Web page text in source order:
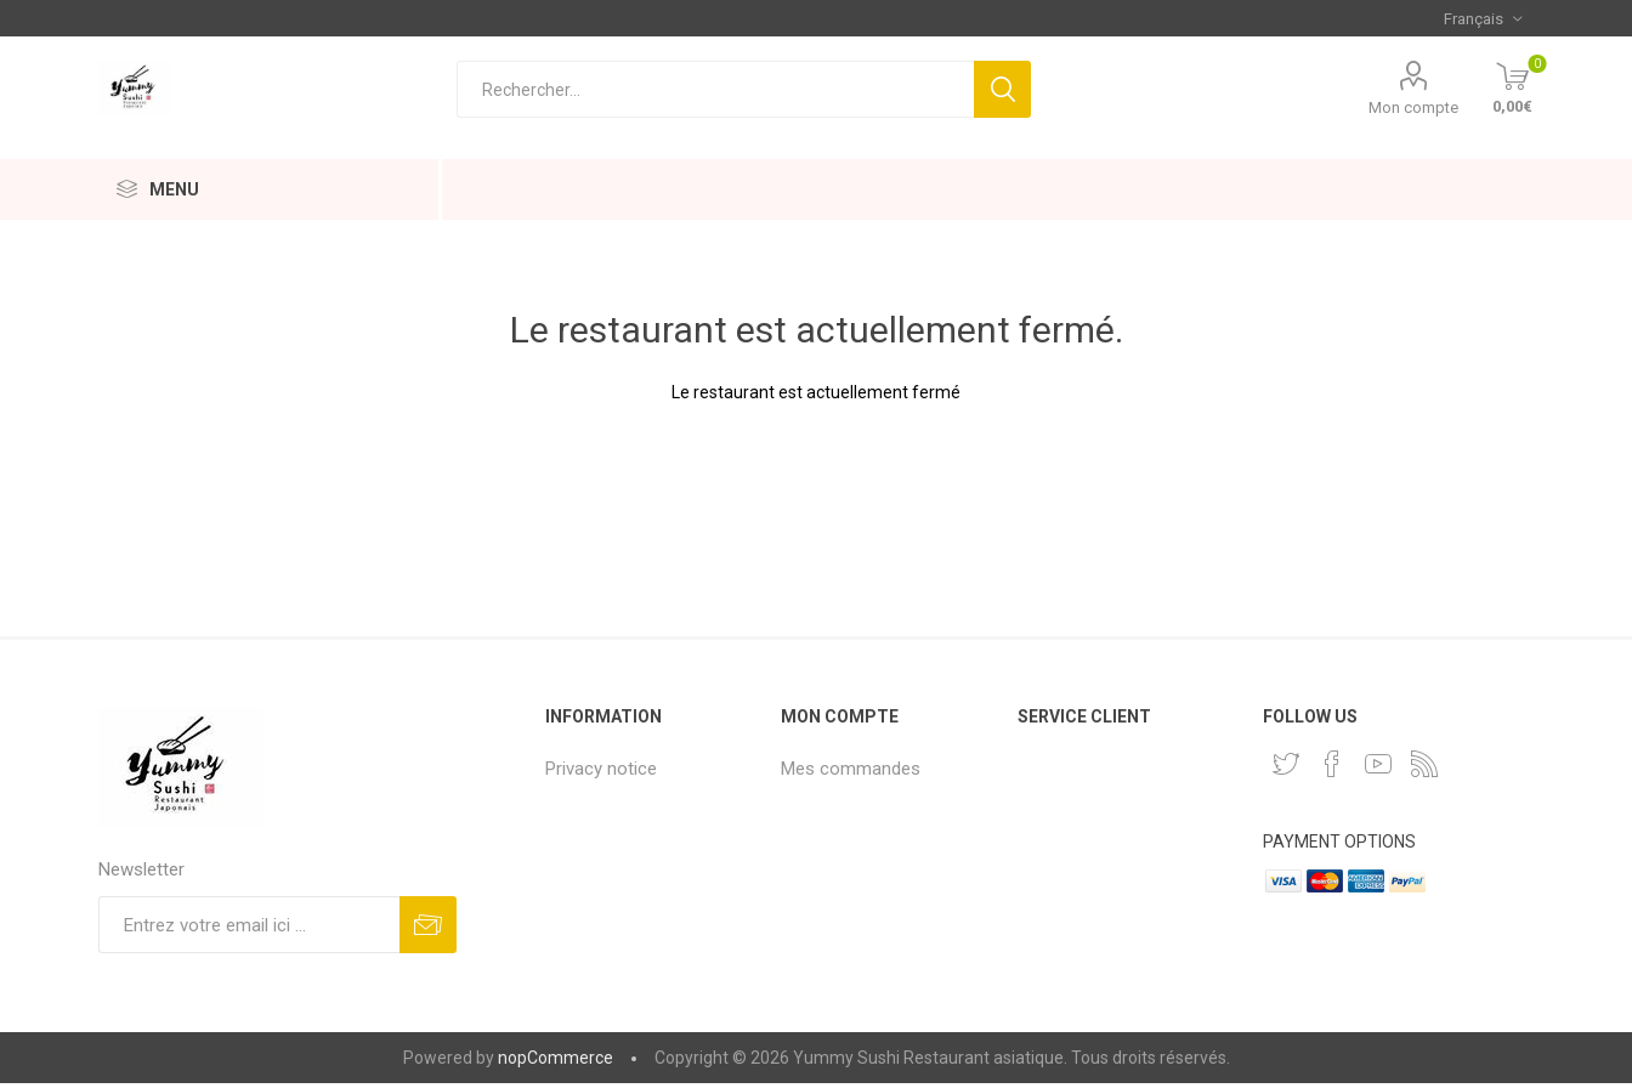
Mon compte
0
0,00€
MENU
Le restaurant est actuellement fermé.
Le restaurant est actuellement fermé
Newsletter
INFORMATION
Privacy notice
MON COMPTE
Mes commandes
SERVICE CLIENT FOLLOW US
PAYMENT OPTIONS
Powered bynopCommerce Copyright © 2026 Yummy Sushi Restaurant asiatique. Tous droits réservés.